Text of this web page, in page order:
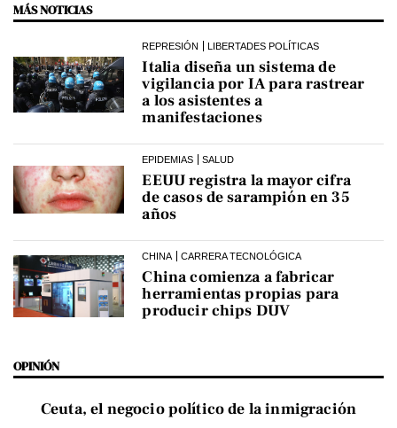
MÁS NOTICIAS
REPRESIÓN LIBERTADES POLÍTICAS
Italia diseña un sistema de
vigilancia por IA para rastrear
a los asistentes a
manifestaciones
EPIDEMIAS SALUD
EEUU registra la mayor cifra
de casos de sarampión en 35
años
CHINA CARRERA TECNOLÓGICA
China comienza a fabricar
herramientas propias para
producir chips DUV
OPINIÓN
Ceuta, el negocio político de la inmigración